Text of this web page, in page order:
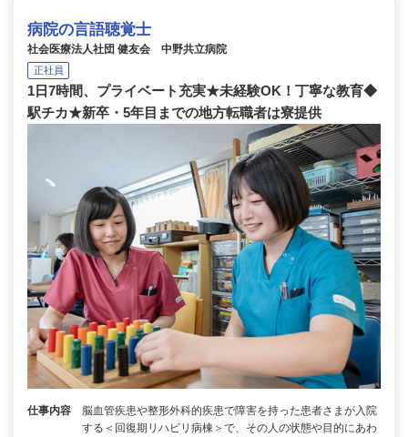
病院の言語聴覚士
社会医療法人社団 健友会 中野共立病院
正社員
1日7時間、プライベート充実★未経験OK！丁寧な教育◆
駅チカ★新卒・5年目までの地方転職者は寮提供
仕事内容
脳⾎管疾患や整形外科的疾患で障害を持った患者さまが入院
する＜回復期リハビリ病棟＞で、その人の状態や目的にあわ